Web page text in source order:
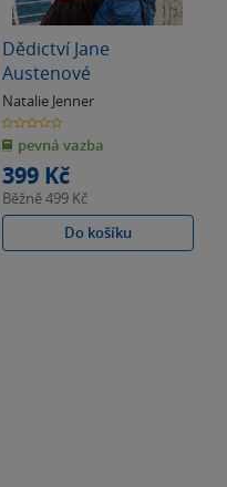
Dědictví Jane
Austenové
Natalie Jenner
0.0
z
5
hvězdiček
pevná vazba
399 Kč
Běžně499 Kč
Do košíku